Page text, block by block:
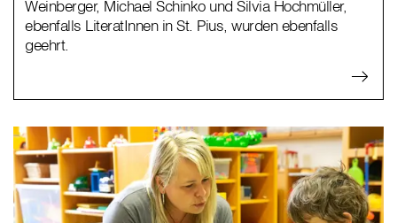
Weinberger, Michael Schinko und Silvia Hochmüller,
ebenfalls LiteratInnen in St. Pius, wurden ebenfalls
geehrt.